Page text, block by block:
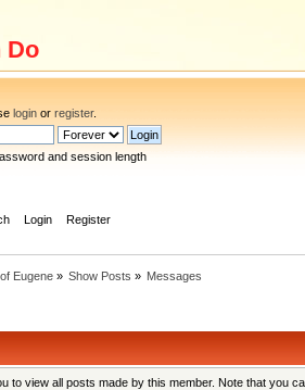
Do
login orregister.
and session length
Login Register
Eugene» Show Posts » Messages
to view all posts made by this member. Note that you